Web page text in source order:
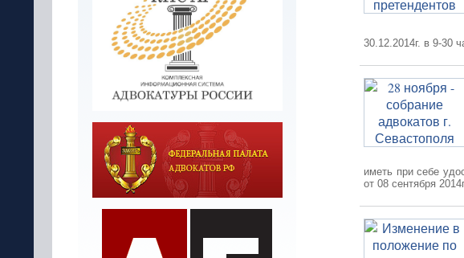
30.12.2014г. в 9-30
иметь при себе
от 08 сентября